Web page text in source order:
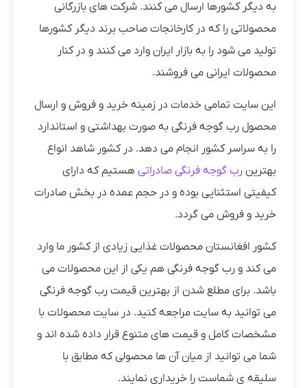
به دیگر کشورها ارسال می کنند. شرکت های بازرگانی
محصولاتی را که در کارخانجات صاحب برند دیگر کشورها
تولید می شود را به بازار ایران وارد می کنند و در کنار
محصولات ایرانی می فروشند.
این سایت تمامی خدمات در زمینه خرید و فروش و ارسال
محصول رب گوجه فرنگی به صورت بهداشتی و استاندارد
را به سراسر کشور انجام می دهد. در کشور شاهد انواع
بهترین رب گوجه فرنگی صادراتی هستیم که دارای
کیفیتی استثنایی بوده و در حجم عمده در بخش صادرات
خرید و فروش می گردد.
کشور افغانستان محصولات غذایی زیادی از کشور ما وارد
می کند و رب گوجه فرنگی هم یکی از این محصولات می
باشد. برای مطلع شدن از بهترین قیمت رب گوجه فرنگی
می توانید به سایت مراجعه کنید. در سایت محصولات با
مشخصات کامل و قیمت های متنوع قرار داده شده اند و
شما می توانید از میان آن ها محصولی که مطابق با
سلیقه ی شماست را خریداری نمایند.